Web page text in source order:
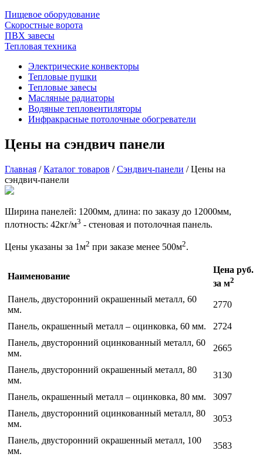
Пищевое оборудование
Скоростные ворота
ПВХ завесы
Тепловая техника
Электрические конвекторы
Тепловые пушки
Тепловые завесы
Масляные радиаторы
Водяные тепловентиляторы
Инфракрасные потолочные обогреватели
Цены на сэндвич панели
Главная /Каталог товаров /Сэндвич-панели / Цены на
сэндвич-панели
Ширина панелей: 1200мм, длина: по заказу до 12000мм,
плотность: 42кг/м3 - стеновая и потолочная панель.
Цены указаны за 1м2 при заказе менее 500м2.
Наименование
Цена руб.
за м2
Панель, двусторонний окрашенный металл, 60
мм.
2770
Панель, окрашенный металл – оцинковка, 60 мм.
2724
Панель, двусторонний оцинкованный металл, 60
мм.
2665
Панель, двусторонний окрашенный металл, 80
мм.
3130
Панель, окрашенный металл – оцинковка, 80 мм.
3097
Панель, двусторонний оцинкованный металл, 80
мм.
3053
Панель, двусторонний окрашенный металл, 100
мм.
3583